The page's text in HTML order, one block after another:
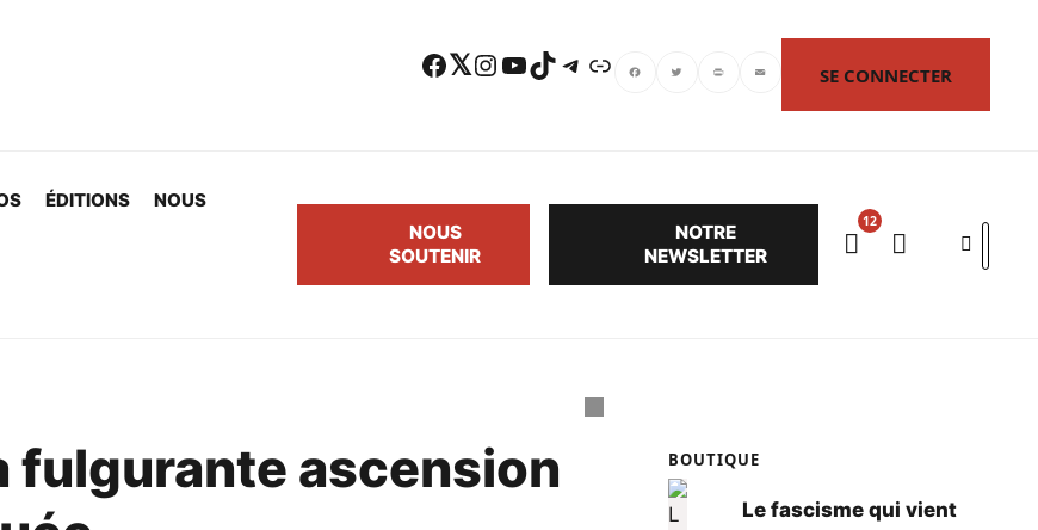
Facebook Twitter Instagram YouTube TikTok Telegram Lien SE CONNECTER
ÉDITIONS NOUS
NOUS
SOUTENIR
NOTRE
NEWSLETTER
fulgurante ascension
BOUTIQUE
Le fascisme qui vient